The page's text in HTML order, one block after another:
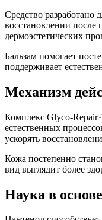
Средство
восстановлении
дермоэстетических
Бальзам помогает
поддерживает
Механизм
Комплекс Glyco-
естественных
ускорять
Кожа постепенно
вид выглядит более
Наука в